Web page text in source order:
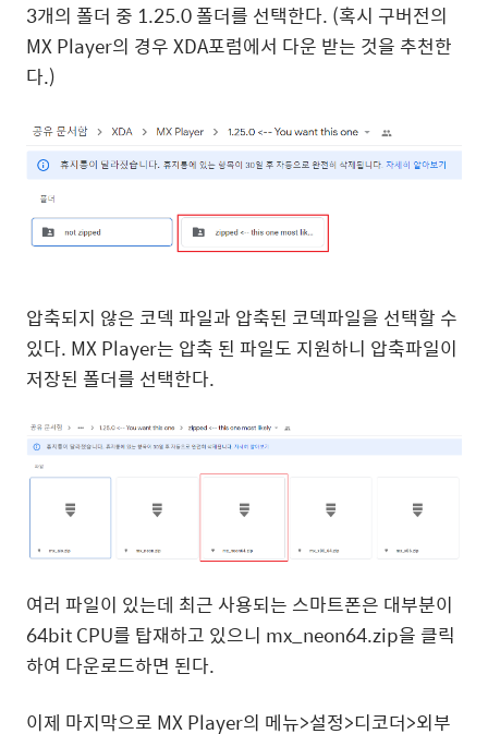
3개의 폴더 중 1.25.0 폴더를 선택한다. (혹시 구버전의
MX Player의 경우 XDA포럼에서 다운 받는 것을 추천한
다.)
압축되지 않은 코덱 파일과 압축된 코덱파일을 선택할 수
있다. MX Player는 압축 된 파일도 지원하니 압축파일이
저장된 폴더를 선택한다.
여러 파일이 있는데 최근 사용되는 스마트폰은 대부분이
64bit CPU를 탑재하고 있으니 mx_neon64.zip을 클릭
하여 다운로드하면 된다.
이제 마지막으로 MX Player의 메뉴>설정>디코더>외부